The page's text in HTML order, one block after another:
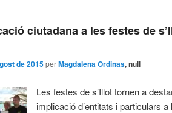
ciutadana a les festes de
de 2015 perMagdalena Ordinas, null
Les festes de s’Illot tornen a
implicació d’entitats i particulars a